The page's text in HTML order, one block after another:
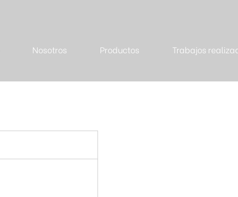
Nosotros Productos Trabajos